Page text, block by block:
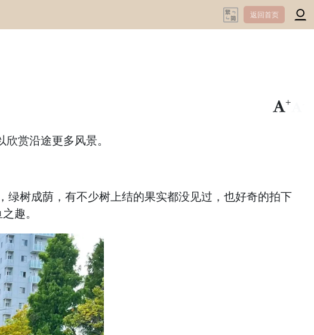
返回首页
+
赏沿途更多风景。
树成荫，有不少树上结的果实都没见过，也好奇的拍下
趣。